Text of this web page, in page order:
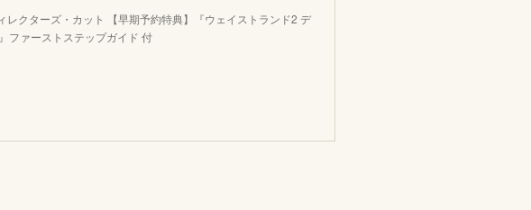
レクターズ・カット 【早期予約特典】『ウェイストランド2 デ
ファーストステップガイド 付